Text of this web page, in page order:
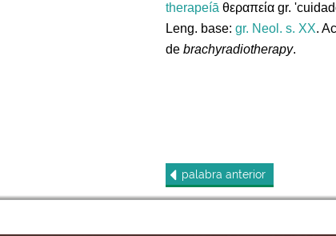
therapeíā θεραπεία gr.
Leng. base: gr. Neol. s. XX.
de brachyradiotherapy.
palabra anterior